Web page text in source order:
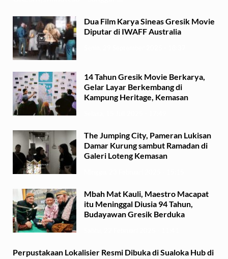
Dua Film Karya Sineas Gresik Movie
Diputar di IWAFF Australia
14 Tahun Gresik Movie Berkarya,
Gelar Layar Berkembang di
Kampung Heritage, Kemasan
The Jumping City, Pameran Lukisan
Damar Kurung sambut Ramadan di
Galeri Loteng Kemasan
Mbah Mat Kauli, Maestro Macapat
itu Meninggal Diusia 94 Tahun,
Budayawan Gresik Berduka
Perpustakaan Lokalisier Resmi Dibuka di Sualoka Hub di